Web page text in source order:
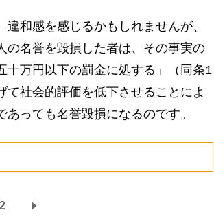
和感を感じるかもしれませんが、
の名誉を毀損した者は、その事実の
十万円以下の罰金に処する」（同条1
社会的評価を低下させることによ
っても名誉毀損になるのです。
2